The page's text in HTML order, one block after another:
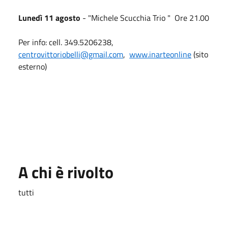
Lunedì 11 agosto - "Michele Scucchia Trio " Ore 21.00
Per info: cell. 349.5206238,
centrovittoriobelli@gmail.com, www.inarteonline(sito
esterno)
A chi è rivolto
tutti